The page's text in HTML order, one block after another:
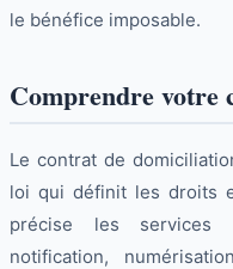
le bénéfice imposable.
Comprendre votre
Le contrat de
loi qui définit les droits
précise les services
notification,